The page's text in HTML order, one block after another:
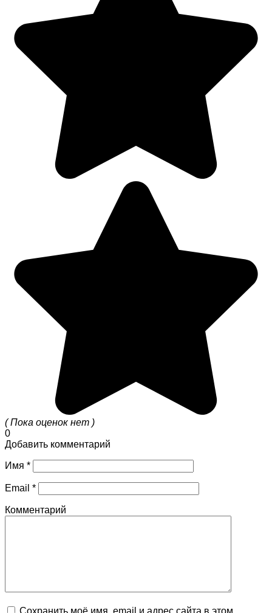
( Пока оценок нет )
0
Добавить комментарий
Имя *
Email *
Комментарий
Сохранить моё имя, email и адрес сайта в этом